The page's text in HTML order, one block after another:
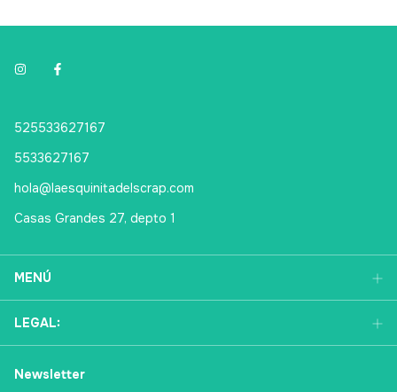
525533627167
5533627167
hola@laesquinitadelscrap.com
Casas Grandes 27, depto 1
MENÚ
LEGAL:
Newsletter